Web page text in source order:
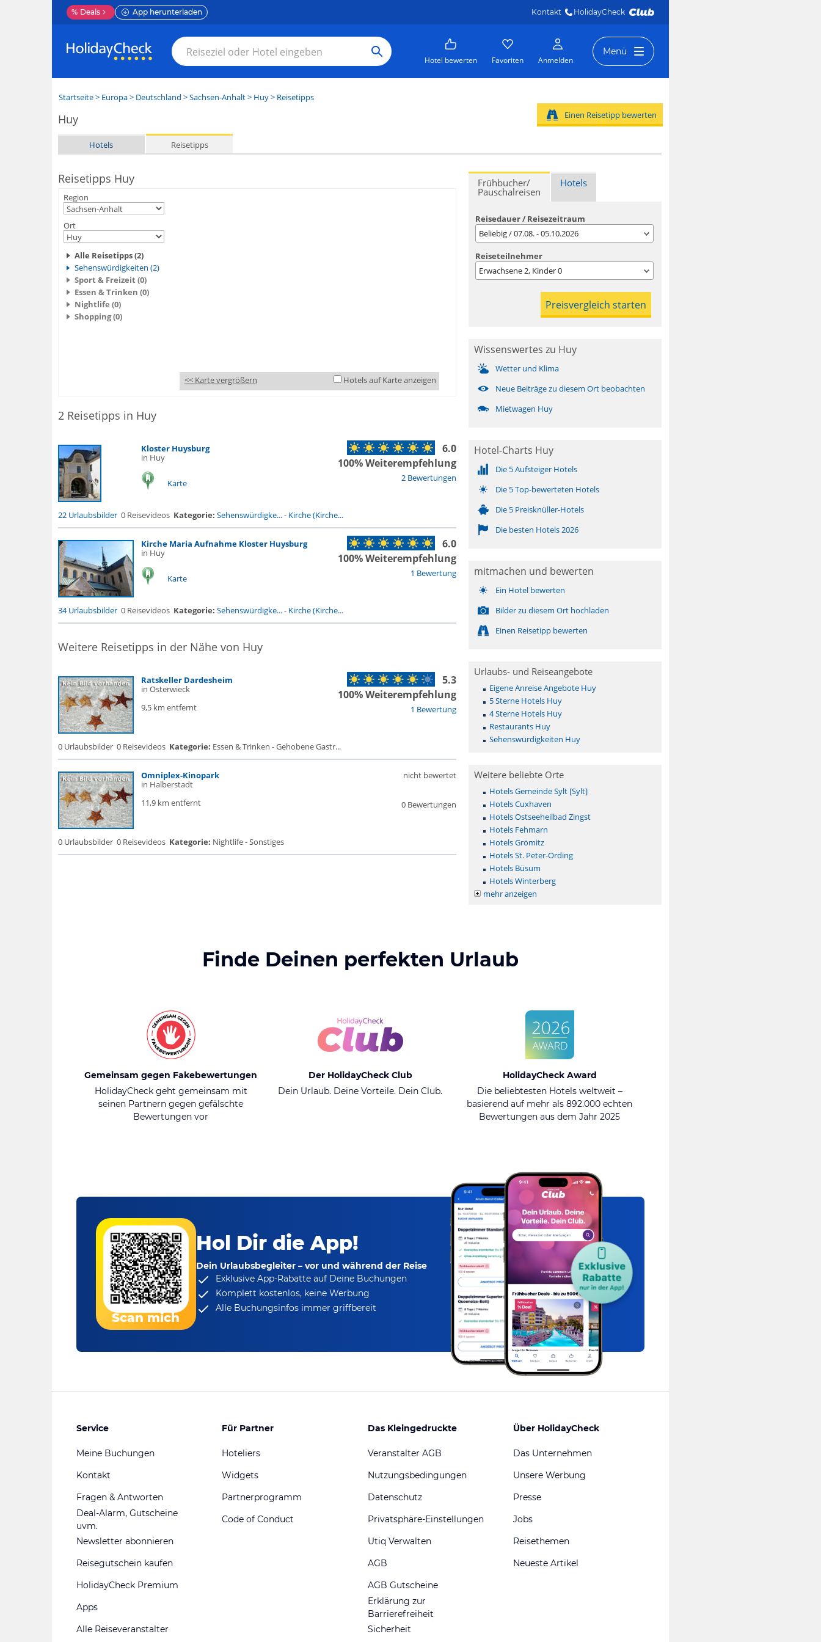
% Deals App herunterladen Kontakt HolidayCheck
Hotel bewerten Favoriten Anmelden
Menü
Startseite> Europa> Deutschland >Sachsen-Anhalt> Huy> Reisetipps
Huy
Hotels Reisetipps
Einen Reisetipp bewerten
Reisetipps Huy
Region
Ort
Alle Reisetipps (2)
Sehenswürdigkeiten (2)
Sport & Freizeit (0)
Essen & Trinken (0)
Nightlife (0)
Shopping (0)
<< Karte vergrößern Hotels auf Karte anzeigen
2 Reisetipps in Huy
Kloster Huysburg
in Huy
Karte 2 Bewertungen
6.0
100% Weiterempfehlung
22 Urlaubsbilder 0 Reisevideos Kategorie: Sehenswürdigke...- Kirche (Kirche...
Kirche Maria Aufnahme Kloster Huysburg
in Huy
Karte 1 Bewertung
6.0
100% Weiterempfehlung
34 Urlaubsbilder 0 Reisevideos Kategorie: Sehenswürdigke...- Kirche (Kirche...
Weitere Reisetipps in der Nähe von Huy
Ratskeller Dardesheim
in Osterwieck
9,5 km entfernt
1 Bewertung
5.3
100% Weiterempfehlung
0 Urlaubsbilder 0 Reisevideos Kategorie: Essen & Trinken - Gehobene Gastr...
Omniplex-Kinopark
in Halberstadt
11,9 km entfernt
0 Bewertungen
nicht bewertet
0 Urlaubsbilder 0 Reisevideos Kategorie: Nightlife - Sonstiges
Frühbucher/
Pauschalreisen
Hotels
Reisedauer / Reisezeitraum
Beliebig / 07.08. - 05.10.2026
Reiseteilnehmer
Erwachsene2, Kinder0
Wissenswertes zu Huy
Wetter und Klima
Neue Beiträge zu diesem Ort beobachten
Mietwagen Huy
Hotel-Charts Huy
Die 5 Aufsteiger Hotels
Die 5 Top-bewerteten Hotels
Die 5 Preisknüller-Hotels
Die besten Hotels 2026
mitmachen und bewerten
Ein Hotel bewerten
Bilder zu diesem Ort hochladen
Einen Reisetipp bewerten
Urlaubs- und Reiseangebote
Eigene Anreise Angebote Huy
5 Sterne Hotels Huy
4 Sterne Hotels Huy
Restaurants Huy
Sehenswürdigkeiten Huy
Weitere beliebte Orte
Hotels Gemeinde Sylt [Sylt]
Hotels Cuxhaven
Hotels Ostseeheilbad Zingst
Hotels Fehmarn
Hotels Grömitz
Hotels St. Peter-Ording
Hotels Büsum
Hotels Winterberg
mehr anzeigen
Finde Deinen perfekten Urlaub
Gemeinsam gegen Fakebewertungen
HolidayCheck geht gemeinsam mit
seinen Partnern gegen gefälschte
Bewertungen vor
Der HolidayCheck Club
Dein Urlaub. Deine Vorteile. Dein Club.
HolidayCheck Award
Die beliebtesten Hotels weltweit –
basierend auf mehr als 892.000 echten
Bewertungen aus dem Jahr 2025
Scan mich
Hol Dir die App!
Dein Urlaubsbegleiter – vor und während der Reise
Exklusive App-Rabatteauf Deine Buchungen
Komplett kostenlos, keine Werbung
Alle Buchungsinfos immer griffbereit
Service
Meine Buchungen
Kontakt
Fragen & Antworten
Deal-Alarm, Gutscheine
uvm.
Newsletter abonnieren
Reisegutschein kaufen
HolidayCheck Premium
Apps
Alle Reiseveranstalter
Für Partner
Hoteliers
Widgets
Partnerprogramm
Code of Conduct
Das Kleingedruckte
Veranstalter AGB
Nutzungsbedingungen
Datenschutz
Privatsphäre-Einstellungen
Utiq Verwalten
AGB
AGB Gutscheine
Erklärung zur
Barrierefreiheit
Sicherheit
Über HolidayCheck
Das Unternehmen
Unsere Werbung
Presse
Jobs
Reisethemen
Neueste Artikel